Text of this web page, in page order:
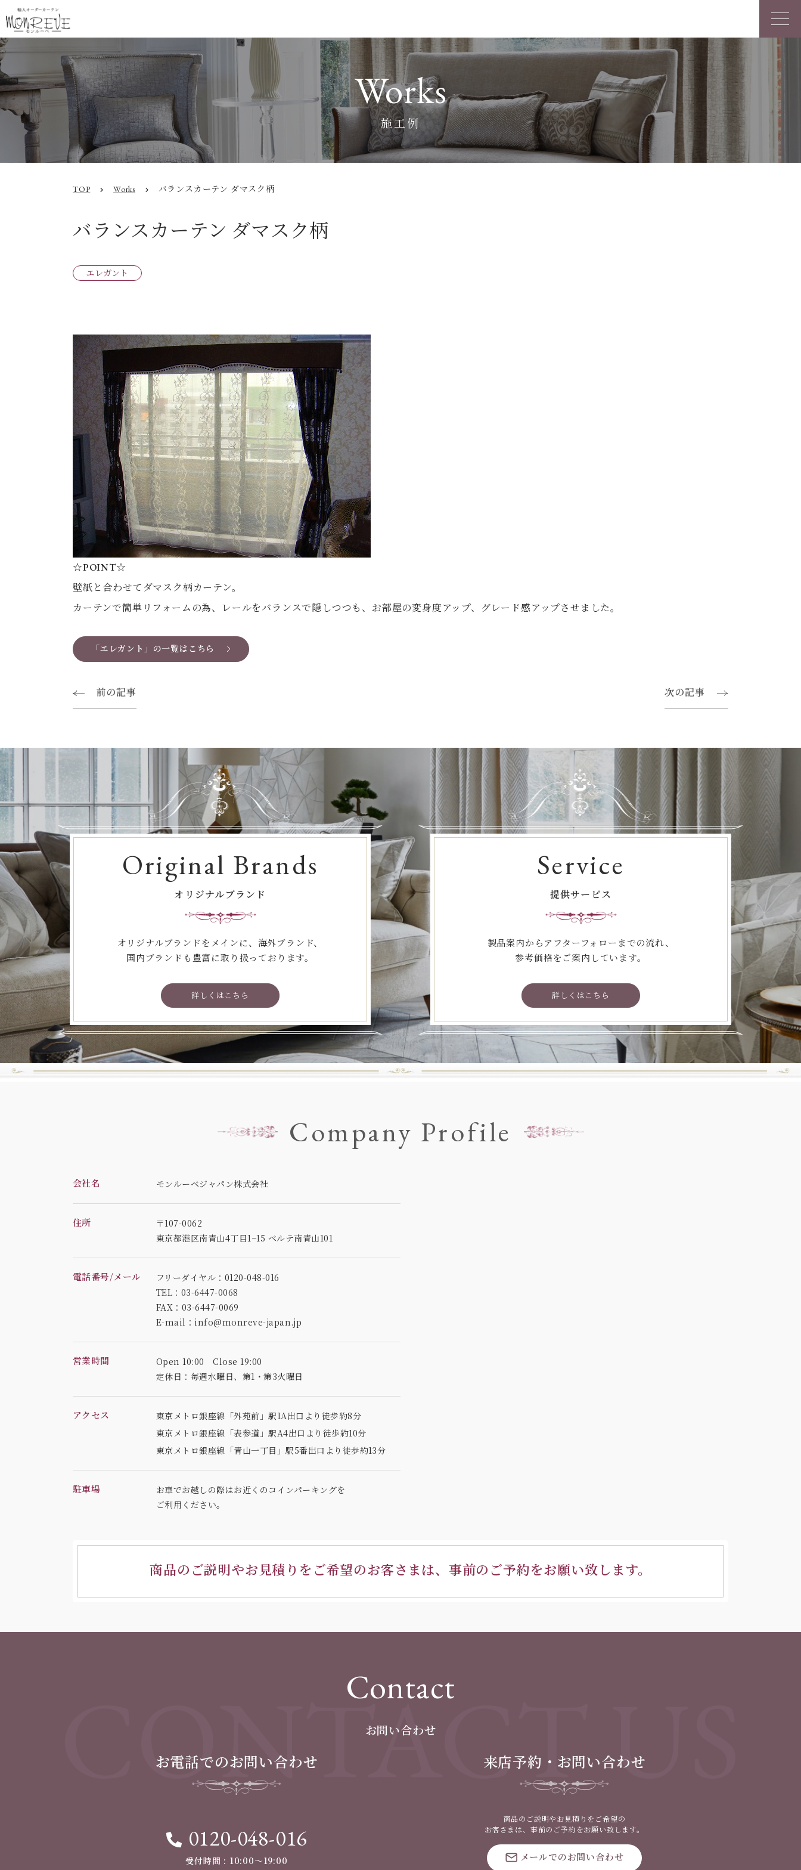
Works
施工例
TOP chevron_right Works chevron_right バランスカーテン ダマスク柄
バランスカーテン ダマスク柄
エレガント
☆POINT☆
壁紙と合わせてダマスク柄カーテン。
カーテンで簡単リフォームの為、レールをバランスで隠しつつも、お部屋の変身度アップ、グレード感アップさせました。
「エレガント」の一覧はこちら
前の記事 次の記事
Original Brands
オリジナルブランド
オリジナルブランドをメインに、海外ブランド、
国内ブランドも豊富に取り扱っております。
詳しくはこちら
Service
提供サービス
製品案内からアフターフォローまでの流れ、
参考価格をご案内しています。
詳しくはこちら
Company Profile
会社名 モンルーベジャパン株式会社
住所
〒107-0062
東京都港区南青山4丁目1−15 ベルテ南青山101
電話番号/メール
フリーダイヤル：0120-048-016
TEL：03-6447-0068
FAX：03-6447-0069
E-mail：info@monreve-japan.jp
営業時間
Open 10:00 Close 19:00
定休日：毎週水曜日、 第1・第3火曜日
アクセス
東京メトロ銀座線「外苑前」駅1A出口より徒歩約8分
東京メトロ銀座線「表参道」駅A4出口より徒歩約10分
東京メトロ銀座線「青山一丁目」駅5番出口より徒歩約13分
駐車場
お車でお越しの際はお近くのコインパーキングを
ご利用ください。
商品のご説明やお見積りを ご希望のお客さまは、 事前のご予約をお願い致します。
Contact
お問い合わせ
CONTACT US
お電話でのお問い合わせ
0120-048-016
受付時間 : 10:00〜19:00
来店予約・お問い合わせ
商品のご説明やお見積りをご希望の
お客さまは、事前のご予約をお願い致します。
メールでのお問い合わせ